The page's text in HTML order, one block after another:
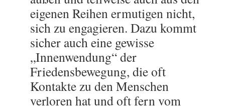
eigenen Reihen ermutigen nicht,
sich zu engagieren. Dazu kommt
sicher auch eine gewisse
„Innenwendung“ der
Friedensbewegung, die oft
Kontakte zu den Menschen
verloren hat und oft fern vom